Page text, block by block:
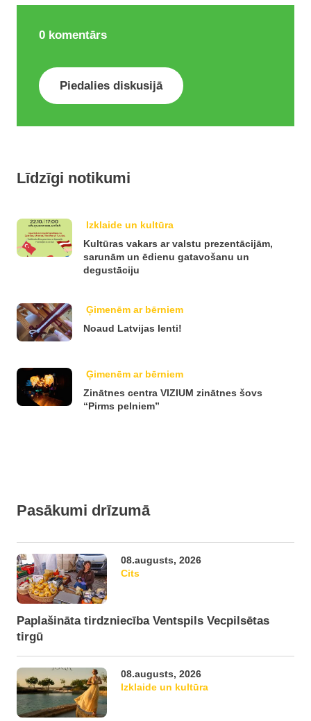
0 komentārs
Piedalies diskusijā
Līdzīgi notikumi
Izklaide un kultūra
Kultūras vakars ar valstu prezentācijām,
sarunām un ēdienu gatavošanu un
degustāciju
Ģimenēm ar bērniem
Noaud Latvijas lenti!
Ģimenēm ar bērniem
Zinātnes centra VIZIUM zinātnes šovs
“Pirms pelniem”
Pasākumi drīzumā
08.augusts, 2026
Cits
Paplašināta tirdzniecība Ventspils Vecpilsētas
tirgū
08.augusts, 2026
Izklaide un kultūra